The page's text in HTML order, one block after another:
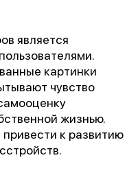
является
картинки
чувство
жизнью.
к развитию